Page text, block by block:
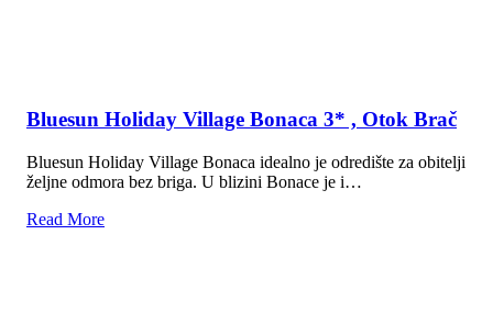
Bluesun Holiday Village Bonaca 3* , Otok Brač
Bluesun Holiday Village Bonaca idealno je odredište za obitelji
željne odmora bez briga. U blizini Bonace je i…
Read More